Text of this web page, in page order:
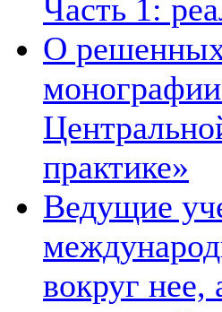
Часть 1:
О решенных
практике»
Ведущие
вокруг нее,